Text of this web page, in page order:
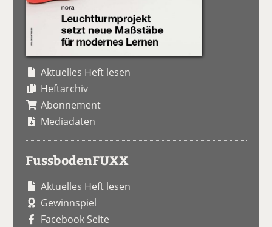
Aktuelles Heft lesen
Heftarchiv
Abonnement
Mediadaten
FussbodenFUXX
Aktuelles Heft lesen
Gewinnspiel
Facebook Seite